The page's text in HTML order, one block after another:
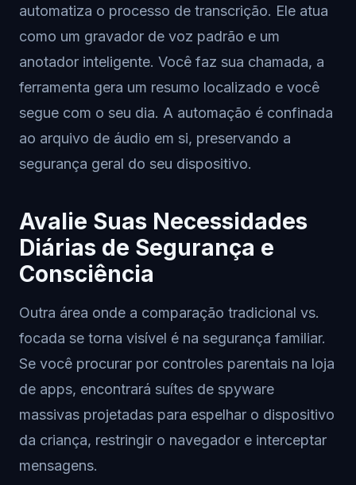
automatiza o processo de transcrição. Ele atua
como um gravador de voz padrão e um
anotador inteligente. Você faz sua chamada, a
ferramenta gera um resumo localizado e você
segue com o seu dia. A automação é confinada
ao arquivo de áudio em si, preservando a
segurança geral do seu dispositivo.
Avalie Suas Necessidades
Diárias de Segurança e
Consciência
Outra área onde a comparação tradicional vs.
focada se torna visível é na segurança familiar.
Se você procurar por controles parentais na loja
de apps, encontrará suítes de spyware
massivas projetadas para espelhar o dispositivo
da criança, restringir o navegador e interceptar
mensagens.